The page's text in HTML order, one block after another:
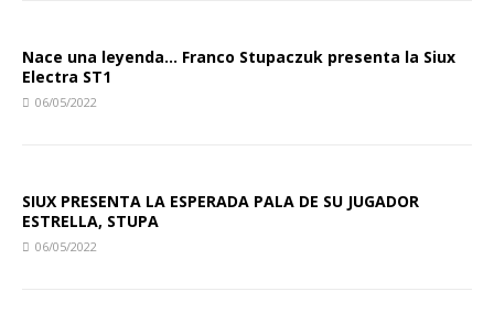
Nace una leyenda… Franco Stupaczuk presenta la Siux
Electra ST1
06/05/2022
SIUX PRESENTA LA ESPERADA PALA DE SU JUGADOR
ESTRELLA, STUPA
06/05/2022